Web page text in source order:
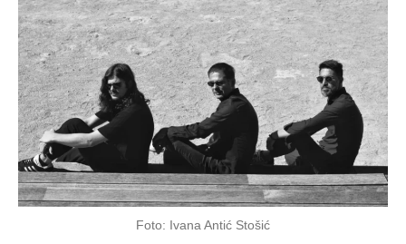
Foto: Ivana Antić Stošić